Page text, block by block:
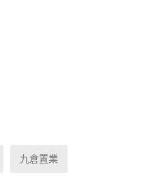
九倉置業